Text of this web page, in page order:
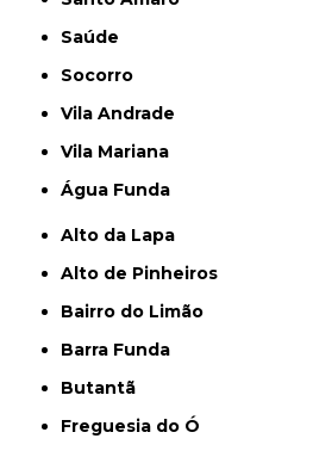
Saúde
Socorro
Vila Andrade
Vila Mariana
Água Funda
Alto da Lapa
Alto de Pinheiros
Bairro do Limão
Barra Funda
Butantã
Freguesia do Ó